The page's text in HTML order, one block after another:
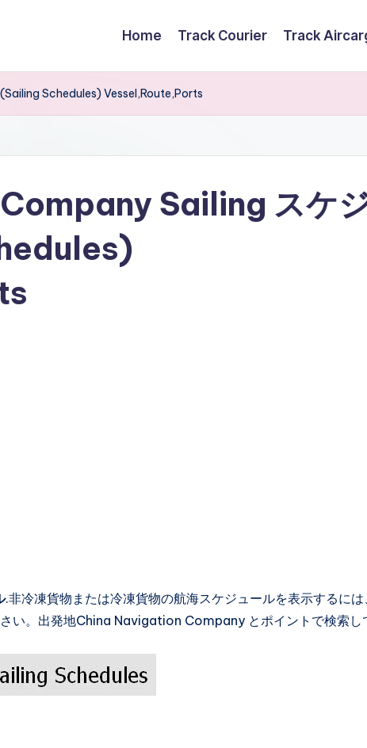
Home Track Courier Track
Schedules) Vessel,Route,Ports
Sailing スケ
.非冷凍貨物または冷凍貨物の航海スケジュールを表示するには
い。出発地China Navigation Company とポイントで検索し